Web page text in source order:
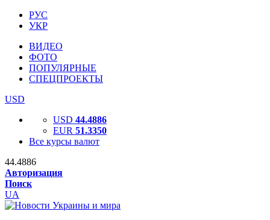
РУС
УКР
ВИДЕО
ФОТО
ПОПУЛЯРНЫЕ
СПЕЦПРОЕКТЫ
USD
USD 44.4886
EUR 51.3350
Все курсы валют
44.4886
Авторизация
Поиск
UA